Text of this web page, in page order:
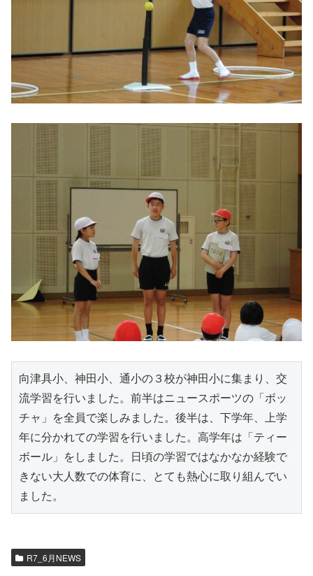
向津具小、神田小、通小の３校が神田小に集まり、交
流学習を行いました。前半はニュースポーツの「ボッ
チャ」を全員で楽しみました。後半は、下学年、上学
年に分かれての学習を行いました。高学年は「ティー
ボール」をしました。日頃の学習ではなかなか経験で
きない大人数での体育に、とても熱心に取り組んでい
ました。
R7_6月NEWS